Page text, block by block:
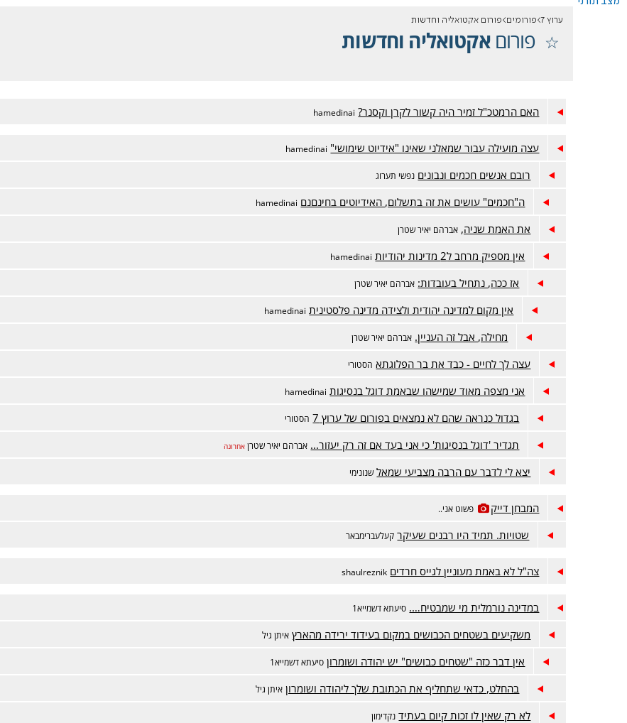
ערוץ 7 פורומים פורום אקטואליה וחדשות
פורוםאקטואליה וחדשות
האם הרמטכ"ל זמיר היה קשור לקרן וקסנר? hamedinai
עצה מועילה עבור שמאלני שאינו "אידיוט שימושי" hamedinai
רובם אנשים חכמים ונבונים נפשי תערוג
ה"חכמים" עושים את זה בתשלום, האידיוטים בחינםנם hamedinai
את האמת שניה, אברהם יאיר שטרן
אין מספיק מרחב ל2 מדינות יהודיות hamedinai
אז ככה, נתחיל בעובדות: אברהם יאיר שטרן
אין מקום למדינה יהודית ולצידה מדינה פלסטינית hamedinai
מחילה, אבל זה העניין. אברהם יאיר שטרן
עצה לך לחיים - כבד את בר הפלוגתא הסטורי
אני מצפה מאוד שמישהו שבאמת דוגל בנסיגות hamedinai
בגדול כנראה שהם לא נמצאים בפורום של ערוץ 7 הסטורי
תגדיר 'דוגל בנסיגות' כי אני בעד אם זה רק יעזור... אברהם יאיר שטרן אחרונה
יצא לי לדבר עם הרבה מצביעי שמאל שנונימי
המבחן דייק פשוט אני..
שטויות. תמיד היו רבנים שעיקר קעלעברימבאר
צה"ל לא באמת מעוניין לגייס חרדים shaulreznik
במדינה נורמלית מי שמבטיח…. סיעתא דשמייא1
משקיעים בשטחים הכבושים במקום בעידוד ירידה מהארץ איתן גיל
אין דבר כזה "שטחים כבושים" יש יהודה ושומרון סיעתא דשמייא1
בהחלט, כדאי שתחליף את הכתובת שלך ליהודה ושומרון איתן גיל
לא רק שאין לו זכות קיום בעתיד נקדימון